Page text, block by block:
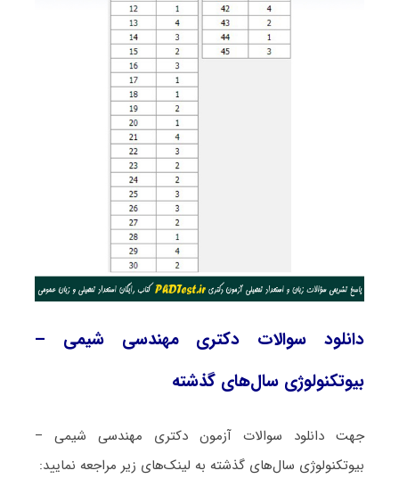
دانلود سوالات دکتری مهندسی شیمی –
بیوتکنولوژی سال‌های گذشته
جهت دانلود سوالات آزمون دکتری مهندسی شیمی –
بیوتکنولوژی سال‌های گذشته به لینک‌های زیر مراجعه نمایید: